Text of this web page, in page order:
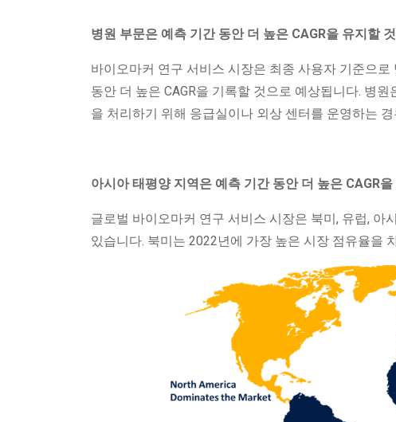
병원 부문은 예측 기간 동안 더 높은 CAGR을 유지할
바이오마커 연구 서비스 시장은 최종 사용자 기준으
동안 더 높은 CAGR을 기록할 것으로 예상됩니다. 병
을 처리하기 위해 응급실이나 외상 센터를 운영하는
아시아 태평양 지역은 예측 기간 동안 더 높은 CAGR
글로벌 바이오마커 연구 서비스 시장은 북미, 유럽, 아
있습니다. 북미는 2022년에 가장 높은 시장 점유율을